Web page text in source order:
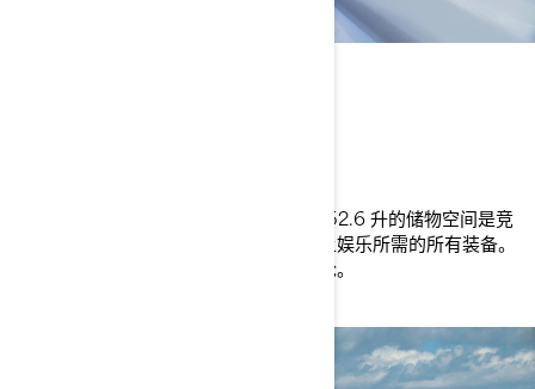
出发前打包行李时，再也不用担心了！152.6 升的储物空间是竞
争对手的近两倍，您可以放心地装上水上娱乐所需的所有装备。
此外，我们还特别设计了一个防水手机舱。